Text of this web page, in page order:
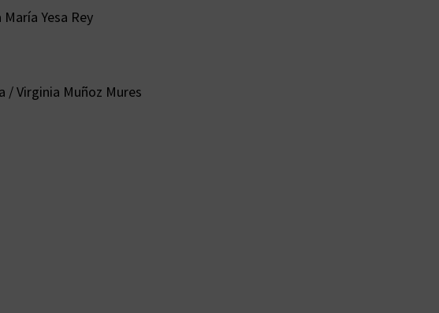
Yesa Rey
/ Virginia Muñoz Mures